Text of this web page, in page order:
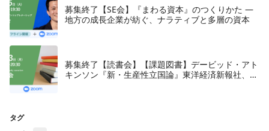
募集終了【SE会】『まわる資本』のつくりかた —
地方の成長企業が紡ぐ、ナラティブと多層の資本
募集終了【読書会】【課題図書】デービッド・アト
キンソン『新・生産性立国論』東洋経済新報社、
タグ